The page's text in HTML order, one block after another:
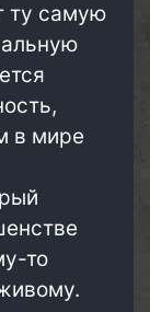
ту самую
в мире
то